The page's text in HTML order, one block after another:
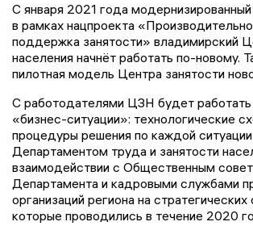
С января 2021 года
в рамках нацпроекта
поддержка занятости» владимирский
населения начнёт работать по-новому.
пилотная модель Центра занятости
С работодателями ЦЗН будет работать
«бизнес-ситуации»: технологические
процедуры решения по каждой
Департаментом труда и занятости
взаимодействии с Общественным
Департамента и кадровыми службами
организаций региона на стратегических
которые проводились в течение 2020